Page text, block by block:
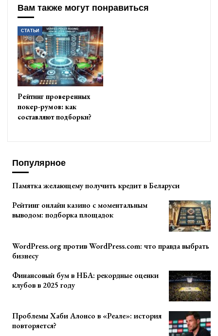
Вам также могут понравиться
СТАТЬИ
Рейтинг проверенных
покер-румов: как
составляют подборки?
Популярное
Памятка желающему получить кредит в Беларуси
Рейтинг онлайн казино с моментальным
выводом: подборка площадок
WordPress.org против WordPress.com: что правда выбрать
бизнесу
Финансовый бум в НБА: рекордные оценки
клубов в 2025 году
Проблемы Хаби Алонсо в «Реале»: история
повторяется?